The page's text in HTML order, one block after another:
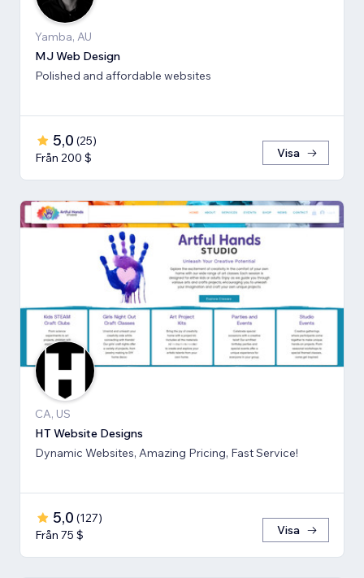
Yamba, AU
MJ Web Design
Polished and affordable websites
5,0 (25)
Från 200 $
Visa
CA, US
HT Website Designs
Dynamic Websites, Amazing Pricing, Fast Service!
5,0 (127)
Från 75 $
Visa